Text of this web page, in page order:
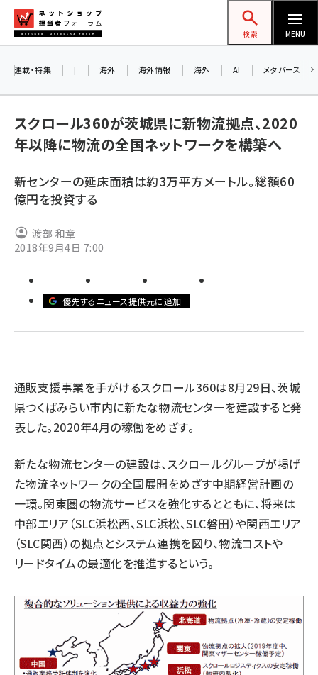
ン
ネットショップ担当者フォーラム
検索 MENU
yahoo (1908)
ecbeing (1211)
base (1083)
連載・特集 | 海外 海外情報 海外 AI メタバース
スクロール360が茨城県に新物流拠点、2020
年以降に物流の全国ネットワークを構築へ
新センターの延床面積は約3万平方メートル。総額60
億円を投資する
渡部 和章
2018年9月4日 7:00
優先するニュース提供元に追加
通販支援事業を手がけるスクロール360は8月29日、茨城
県つくばみらい市内に新たな物流センターを建設すると発
表した。2020年4月の稼働をめざす。
新たな物流センターの建設は、スクロールグループが掲げ
た物流ネットワークの全国展開をめざす中期経営計画の
一環。関東圏の物流サービスを強化するとともに、将来は
中部エリア（SLC浜松西、SLC浜松、SLC磐田）や関西エリア
（SLC関西）の拠点とシステム連携を図り、物流コストや
リードタイムの最適化を推進するという。